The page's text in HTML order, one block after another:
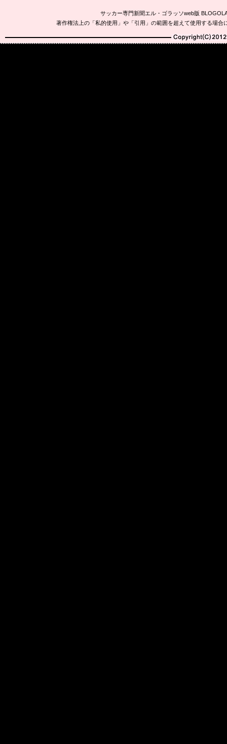
サッカー専門新聞エル・ゴラッソweb版
著作権法上の「私的使用」や「引用」の範囲を超えて使用する場
Copyright(C)2010-